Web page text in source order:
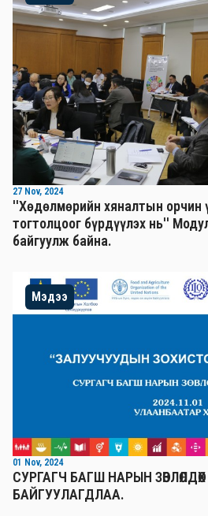
27 Nov, 2024
''Хөдөлмөрийн хяналтын орчин
тогтолцоог бүрдүүлэх нь''
байгуулж байна.
Мэдээ
01 Nov, 2024
СУРГАГЧ БАГШ НАРЫН
БАЙГУУЛАГДЛАА.